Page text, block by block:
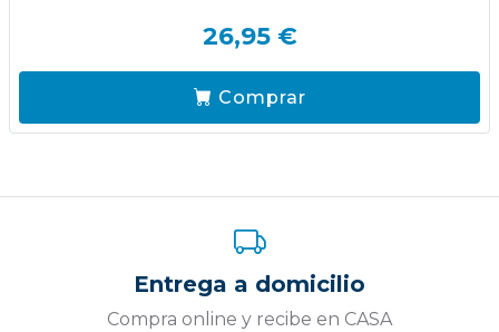
26,95 €
Comprar
Entrega a domicilio
Compra online y recibe en CASA